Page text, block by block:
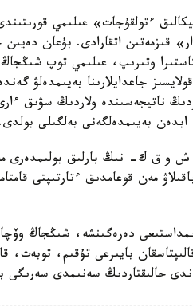
ءتولقۇجات» عىلىمي
قىزمەتىن اتقارادى. بۇعان
وتىرىپ، عىلىمي توپ
جاعدايلارىنا بەيىمدەلۋ
ناتيجەسىندە ولاردىڭ سۋىق
بەيىمدەلگەنى بەلگىلى بولدى.
ش و ق ك- نىڭ بارلىق بولىمدەرى
مەن قوعامدىق ءتارتىپتى
دەرەگىنشە، شىڭجاڭ
قالىپتاسقان بايىرعى تۇقىم،
حالىقتاردىڭ سەنىمدى سەرىگى